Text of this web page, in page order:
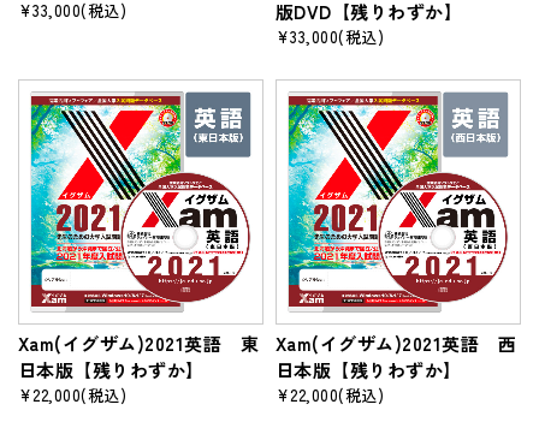
¥33,000(税込) 版DVD【残りわずか】
¥33,000(税込)
Xam(イグザム)2021英語 東
日本版【残りわずか】
¥22,000(税込)
Xam(イグザム)2021英語 西
日本版【残りわずか】
¥22,000(税込)